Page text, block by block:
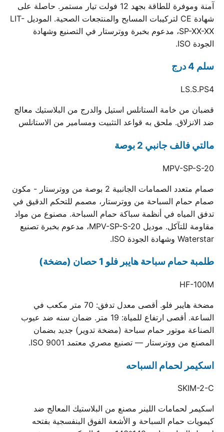
آمنة وموفرة للطاقة بجهد 12 فولت تيار مستمر. حاصلة على
شهادة CE لتركيبات المسابح والمنتجعات الصحية. الموديل LIT-
SP-XX-XX، مدعوم بخبرة ووترستار في التصنيع وشهادة
الجودة ISO.
سلم 4 درج
LS.S.PS4
قضبان من خامة الستانلس استيل والدرج من البلاستيك معالج
ضد الانزلاق. ملحق به قواعد التثبيت ومسامير من الاستانلس
مالتي فالف جانبي 2 بوصة
MPV-SP-S-20
صمام متعدد الصمامات الجانبية 2 بوصة من ووترستار - مكون
صمام حمام السباحة من ووترستار، مصمم للتحكم الدقيق في
تدفق المياه في أنظمة سباكة حمام السباحة. مصنوع من مواد
مقاومة للتآكل. موديل MPV-SP-S-20، مدعوم بخبرة تصنيع
Waterstar وشهادة الجودة ISO.
طلمبة حمام سباحة هايبر فلو 1 حصان (مضخة)
HF-100M
مضخة هايبر فلو. أقصى معدل تدفق: 70 متر مكعب في
الساعة. أقصى ارتفاع للمياة: 19 متر. ضمان سنه ضد عيوب
الصناعة موتور حمام سباحة (مضخة تدوير) جديد بضمان
المصنع من ووترستار — تصنيع مصري معتمد ISO 9001.
اسكيمر لحمام السباحه
SKIM-2-C
اسكيمر لحمامات اللينر مصنع من البلاستيك المعالج ضد
كيمويات حمام السباحة و الأشعة الفوق البنفسجية بفتحه